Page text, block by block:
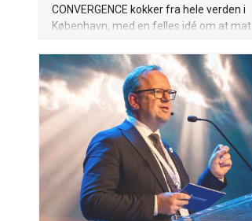
CONVERGENCE kokker fra hele verden i
København, med en felles idé om at mat
kulturer og kontinenter. Arrangementet,
som går over fem dager, organiseres av
Alchemist.